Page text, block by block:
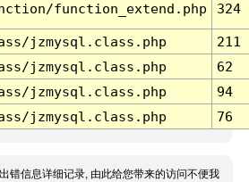
function_extend.php 324
jzmysql.class.php
211
jzmysql.class.php
62
jzmysql.class.php
94
jzmysql.class.php 76
错信息详细记录, 由此给您带来的访问不便我